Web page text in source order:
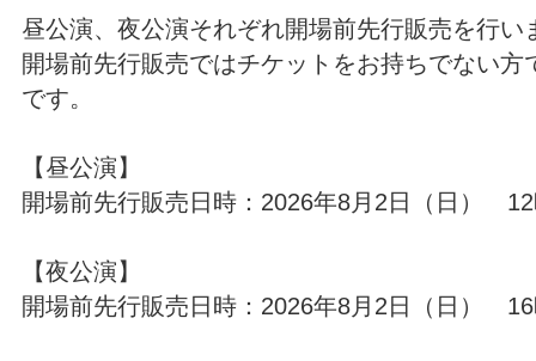
昼公演、夜公演それぞれ開場前先行販売を行い
開場前先行販売ではチケットをお持ちでない方
です。
【昼公演】
開場前先行販売日時：2026年8月2日（日）
【夜公演】
開場前先行販売日時：2026年8月2日（日）